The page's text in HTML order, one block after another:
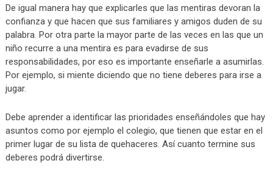
De igual manera hay que explicarles que las mentiras devoran la
confianza y que hacen que sus familiares y amigos duden de su
palabra. Por otra parte la mayor parte de las veces en las que un
niño recurre a una mentira es para evadirse de sus
responsabilidades, por eso es importante enseñarle a asumirlas.
Por ejemplo, si miente diciendo que no tiene deberes para irse a
jugar.
Debe aprender a identificar las prioridades enseñándoles que hay
asuntos como por ejemplo el colegio, que tienen que estar en el
primer lugar de su lista de quehaceres. Así cuanto termine sus
deberes podrá divertirse.